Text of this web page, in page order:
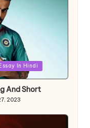
Essay In Hindi
And Short
2023